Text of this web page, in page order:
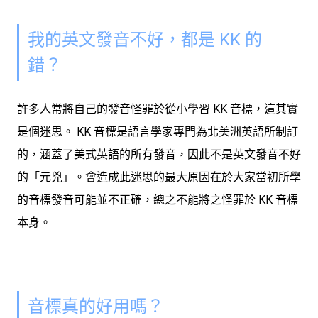
我的英文發音不好，都是 KK 的
錯？
許多人常將自己的發音怪罪於從小學習 KK 音標，這其實
是個迷思。 KK 音標是語言學家專門為北美洲英語所制訂
的，涵蓋了美式英語的所有發音 ，因此不是英文發音不好
的「元兇」。會造成此迷思的最大原因在於大家當初所學
的音標發音可能並不正確，總之不能將之怪罪於 KK 音標
本身。
音標真的好用嗎？